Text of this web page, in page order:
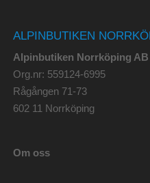
ALPINBUTIKEN
Alpinbutiken Norrköping AB
Org.nr: 559124-6995
Rågången 71-73
602 11 Norrköping
Om oss